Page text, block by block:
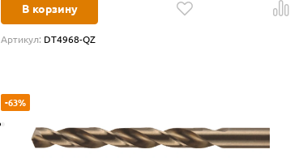
В корзину
Артикул: DT4968-QZ
-63%